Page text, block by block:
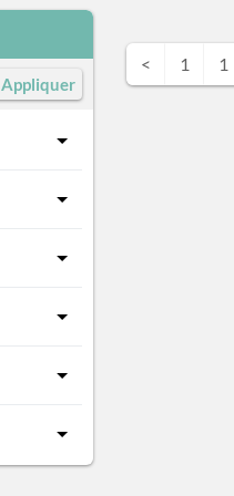
Appliquer
< 1 1